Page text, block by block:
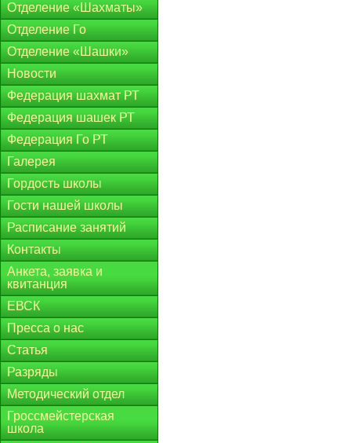
Отделение «Шахматы»
Отделение Го
Отделение «Шашки»
Новости
Федерация шахмат РТ
Федерация шашек РТ
Федерация Го РТ
Галерея
Гордость школы
Гости нашей школы
Расписание занятий
Контакты
Анкета, заявка и
квитанция
ЕВСК
Пресса о нас
Статья
Разряды
Методический отдел
Гроссмейстерская
школа